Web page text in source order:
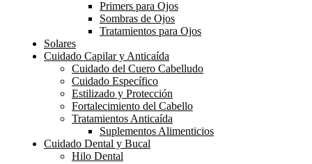
Primers para Ojos
Sombras de Ojos
Tratamientos para Ojos
Solares
Cuidado Capilar y Anticaída
Cuidado del Cuero Cabelludo
Cuidado Específico
Estilizado y Protección
Fortalecimiento del Cabello
Tratamientos Anticaída
Suplementos Alimenticios
Cuidado Dental y Bucal
Hilo Dental